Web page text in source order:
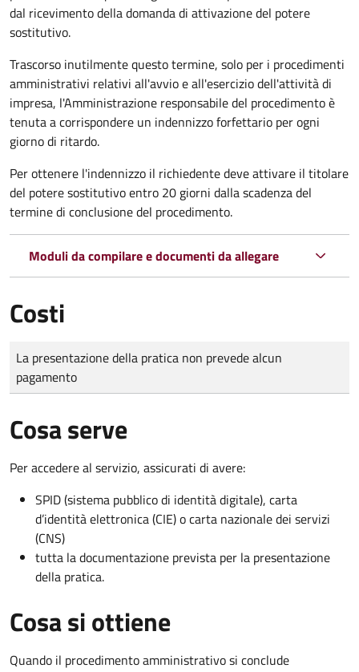
dal ricevimento della domanda di attivazione del potere
sostitutivo.
Trascorso inutilmente questo termine, solo per i procedimenti
amministrativi relativi all'avvio e all'esercizio dell'attività di
impresa, l'Amministrazione responsabile del procedimento è
tenuta a corrispondere un indennizzo forfettario per ogni
giorno di ritardo.
Per ottenere l'indennizzo il richiedente deve attivare il titolare
del potere sostitutivo entro 20 giorni dalla scadenza del
termine di conclusione del procedimento.
Moduli da compilare e documenti da allegare
Costi
Tipo di pagamento
Importo
La presentazione della pratica non prevede alcun
pagamento
Cosa serve
Per accedere al servizio, assicurati di avere:
SPID (sistema pubblico di identità digitale), carta
d’identità elettronica (CIE) o carta nazionale dei servizi
(CNS)
tutta la documentazione prevista per la presentazione
della pratica.
Cosa si ottiene
Quando il procedimento amministrativo si conclude